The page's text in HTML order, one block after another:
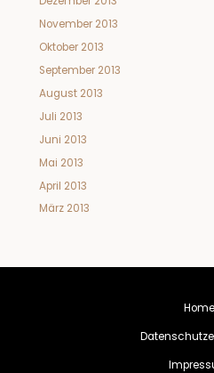
November 2013
Oktober 2013
September 2013
August 2013
Juli 2013
Juni 2013
Mai 2013
April 2013
März 2013
Home